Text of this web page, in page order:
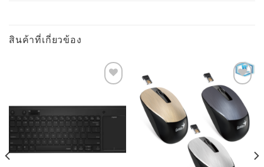
สินค้าที่เกี่ยวข้อง
Wishlist
Add to
Wishlist